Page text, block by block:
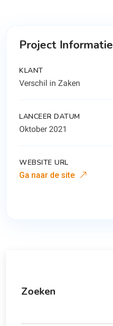
Project Informatie
KLANT
Verschil in Zaken
LANCEER DATUM
Oktober 2021
WEBSITE URL
Ga naar de site
Zoeken